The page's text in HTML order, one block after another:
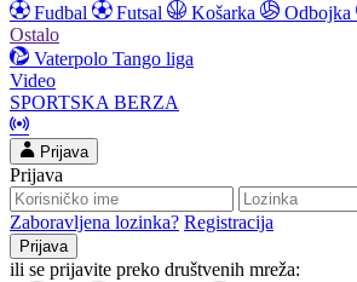
Fudbal
Futsal Košarka Odbojka
Ostalo
Vaterpolo Tango liga
Video
SPORTSKA BERZA
Prijava
Prijava
Zaboravljena lozinka? Registracija
ili se prijavite preko društvenih mreža: